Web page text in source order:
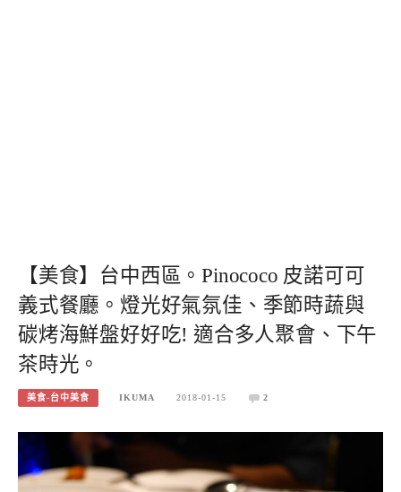
【美食】台中西區。Pinococo 皮諾可可
義式餐廳。燈光好氣氛佳、季節時蔬與
碳烤海鮮盤好好吃! 適合多人聚會、下午
茶時光。
美食-台中美食 IKUMA 2018-01-15 2